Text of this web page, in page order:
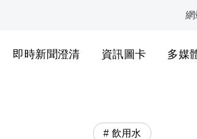
:::
網
即時新聞澄清 資訊圖卡 多媒
飲用水